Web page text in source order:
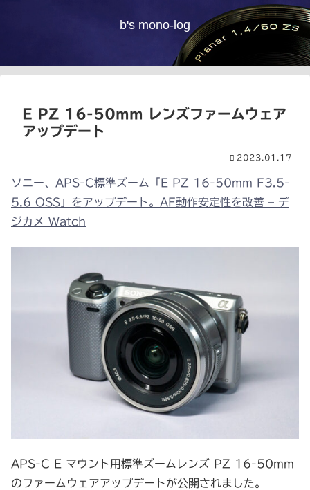
b's mono-log
E PZ 16-50mm レンズファームウェア
アップデート
2023.01.17
ソニー、APS-C標準ズーム「E PZ 16-50mm F3.5-
5.6 OSS」をアップデート。AF動作安定性を改善 – デ
ジカメ Watch
APS-C E マウント用標準ズームレンズ PZ 16-50mm
のファームウェアアップデートが公開されました。